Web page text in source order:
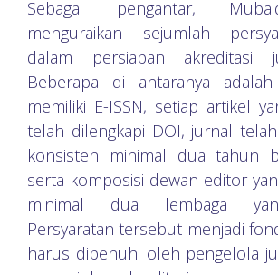
Sebagai pengantar,
menguraikan sejumlah
dalam persiapan akreditasi
Beberapa di antaranya
memiliki E-ISSN, setiap artikel
telah dilengkapi DOI, jurnal
konsisten minimal dua tahun
serta komposisi dewan editor
minimal dua lembaga
Persyaratan tersebut menjadi
harus dipenuhi oleh pengelola